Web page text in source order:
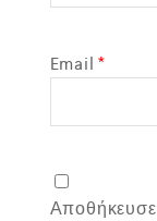
Email*
Αποθήκευσε